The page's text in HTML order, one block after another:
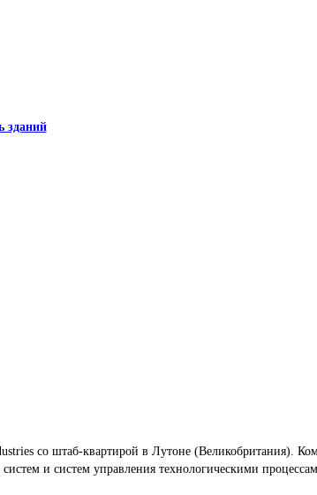
зданий
со штаб-квартирой в Лутоне (Великобритания).
и систем управления технологическими